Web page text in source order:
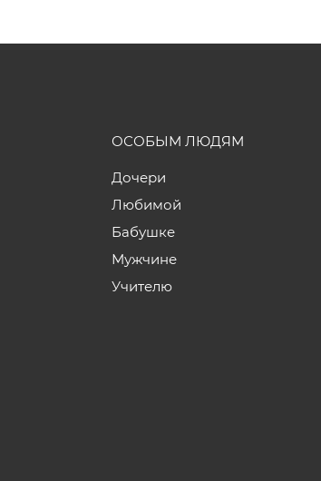
ОСОБЫМ ЛЮДЯМ
Дочери
Любимой
Бабушке
Мужчине
Учителю